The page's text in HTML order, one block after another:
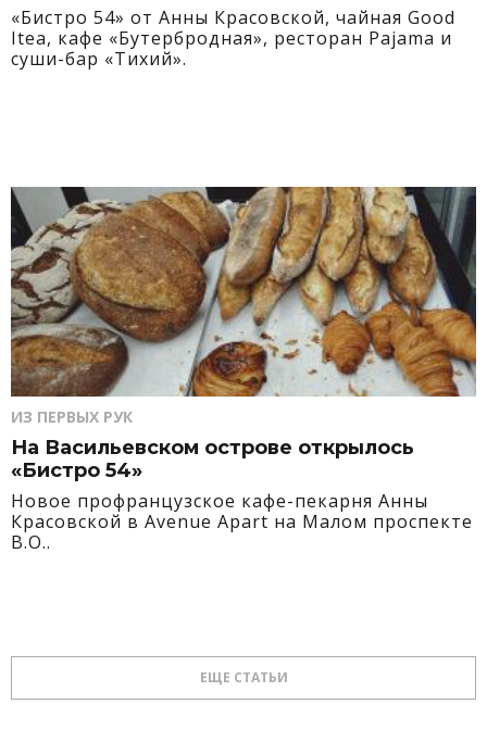
«Бистро 54» от Анны Красовской, чайная Good
Itea, кафе «Бутербродная», ресторан Pajama и
суши-бар «Тихий».
ИЗ ПЕРВЫХ РУК
На Васильевском острове открылось
«Бистро 54»
Новое профранцузское кафе-пекарня Анны
Красовской в Avenue Apart на Малом проспекте
В.О..
ЕЩЕ СТАТЬИ